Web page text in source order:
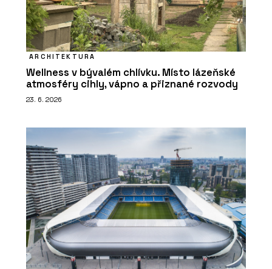
ARCHITEKTURA
Wellness v bývalém chlívku. Místo lázeňské
atmosféry cihly, vápno a přiznané rozvody
23. 6. 2026